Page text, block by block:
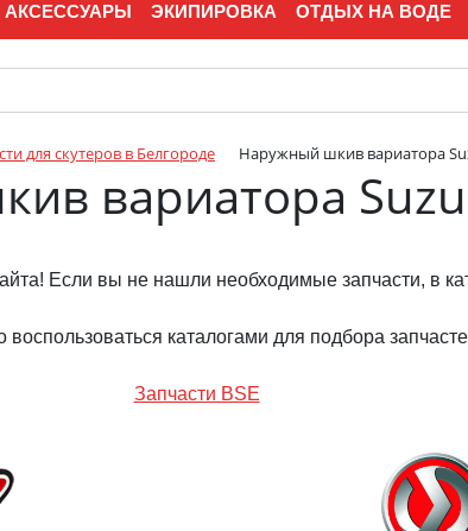
АКСЕССУАРЫ ЭКИПИРОВКА ОТДЫХ НА ВОДЕ
для скутеров в Белгороде Наружный шкив вариатора
вариатора
Если вы не нашли необходимые запчасти, в
каталогами для подбора
Запчасти BSE